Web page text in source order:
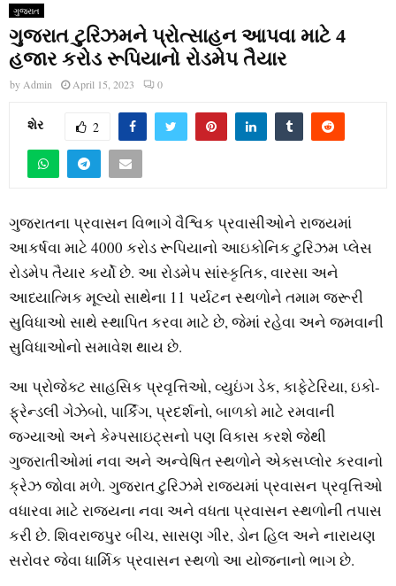
ગુજરાત
ગુજરાત ટુરિઝમને પ્રોત્સાહન આપવા માટે 4
હજાર કરોડ રૂપિયાનો રોડમેપ તૈયાર
by Admin April 15, 2023 0
શેર 2
ગુજરાતના પ્રવાસન વિભાગે વૈશ્વિક પ્રવાસીઓને રાજ્યમાં
આકર્ષવા માટે 4000 કરોડ રૂપિયાનો આઇકોનિક ટુરિઝમ પ્લેસ
રોડમેપ તૈયાર કર્યો છે. આ રોડમેપ સાંસ્કૃતિક, વારસા અને
આધ્યાત્મિક મૂલ્યો સાથેના 11 પર્યટન સ્થળોને તમામ જરૂરી
સુવિધાઓ સાથે સ્થાપિત કરવા માટે છે, જેમાં રહેવા અને જમવાની
સુવિધાઓનો સમાવેશ થાય છે.
આ પ્રોજેક્ટ સાહસિક પ્રવૃત્તિઓ, વ્યુઇંગ ડેક, કાફેટેરિયા, ઇકો-
ફ્રેન્ડલી ગેઝેબો, પાર્કિંગ, પ્રદર્શનો, બાળકો માટે રમવાની
જગ્યાઓ અને કેમ્પસાઇટ્સનો પણ વિકાસ કરશે જેથી
ગુજરાતીઓમાં નવા અને અન્વેષિત સ્થળોને એક્સપ્લોર કરવાનો
ક્રેઝ જોવા મળે. ગુજરાત ટુરિઝમે રાજ્યમાં પ્રવાસન પ્રવૃત્તિઓ
વધારવા માટે રાજ્યના નવા અને વધતા પ્રવાસન સ્થળોની તપાસ
કરી છે. શિવરાજપુર બીચ, સાસણ ગીર, ડોન હિલ અને નારાયણ
સરોવર જેવા ધાર્મિક પ્રવાસન સ્થળો આ યોજનાનો ભાગ છે.